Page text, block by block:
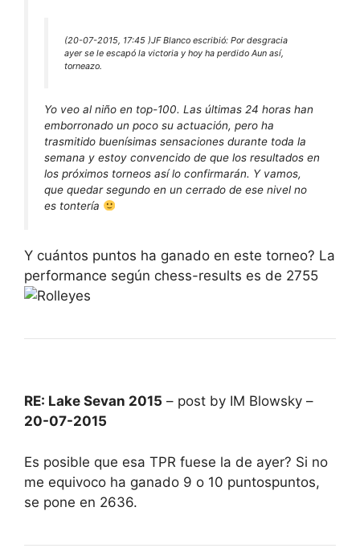
(20-07-2015, 17:45 )JF Blanco escribió: Por desgracia
ayer se le escapó la victoria y hoy ha perdido Aun así,
torneazo.
Yo veo al niño en top-100. Las últimas 24 horas han
emborronado un poco su actuación, pero ha
trasmitido buenísimas sensaciones durante toda la
semana y estoy convencido de que los resultados en
los próximos torneos así lo confirmarán. Y vamos,
que quedar segundo en un cerrado de ese nivel no
es tontería
Y cuántos puntos ha ganado en este torneo? La
performance según chess-results es de 2755
RE: Lake Sevan 2015 – post by IM Blowsky –
20-07-2015
Es posible que esa TPR fuese la de ayer? Si no
me equivoco ha ganado 9 o 10 puntospuntos,
se pone en 2636.